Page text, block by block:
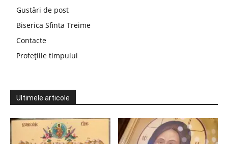
Gustări de post
Biserica Sfinta Treime
Contacte
Profețiile timpului
Ultimele articole